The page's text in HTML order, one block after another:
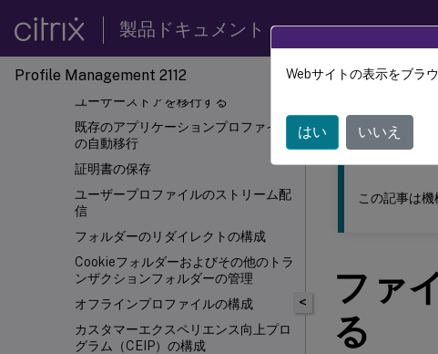
製品ドキュメント
Profile Management 2112
ユーザーストアを複製する
ユーザーストアへの資格情報ベースの
アクセスを有効にする
ユーザーストアを移行する
既存のアプリケーションプロファイル
の自動移行
証明書の保存
ユーザープロファイルのストリーム配
信
フォルダーのリダイレクトの構成
Cookieフォルダーおよびその他のトラ
ンザクションフォルダーの管理
オフラインプロファイルの構成
カスタマーエクスペリエンス向上プロ
グラム（CEIP）の構成
このコンテンツは
Profile
<
この記事は
ファ
る
Webサイトの表示をブラ
はい いいえ